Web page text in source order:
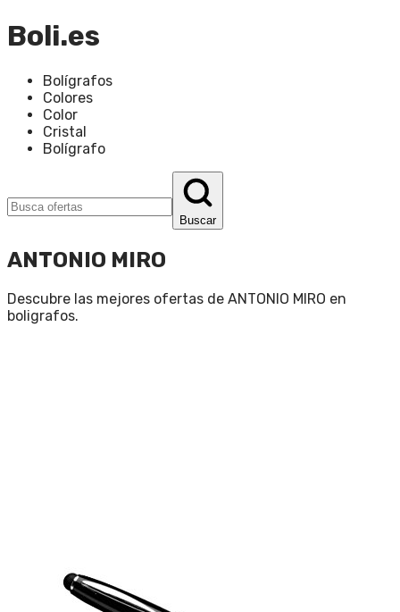
Boli.es
Bolígrafos
Colores
Color
Cristal
Bolígrafo
Buscar
ANTONIO MIRO
Descubre las mejores ofertas de ANTONIO MIRO en
boligrafos.